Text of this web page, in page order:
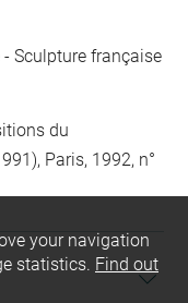
Sculpture française
du
Paris, 1992, n°
your navigation
statistics. Find out